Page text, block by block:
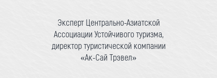
Эксперт Центрально-Азиатской
Ассоциации Устойчивого туризма,
директор туристической компании
«Ак-Сай Трэвел»